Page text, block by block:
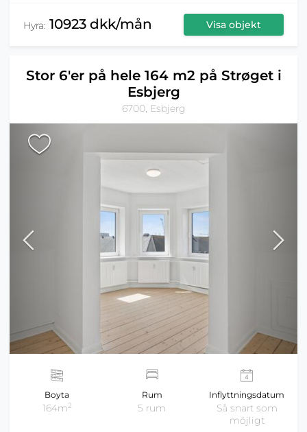
Hyra: 10923 dkk/mån Visa objekt
Stor 6'er på hele 164 m2 på Strøget i
Esbjerg
6700, Esbjerg
Boyta
164m2
Rum
5 rum
Inflyttningsdatum
Så snart som
möjligt